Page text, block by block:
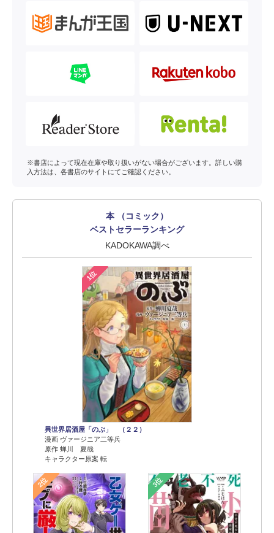
※書店によって現在在庫や取り扱いがない場合がございます。詳しい購
入方法は、各書店のサイトにてご確認ください。
本 （コミック）
ベストセラーランキング
KADOKAWA調べ
1位
異世界居酒屋「のぶ」 （２２）
漫画 ヴァージニア二等兵
原作 蝉川 夏哉
キャラクター原案 転
2位 3位